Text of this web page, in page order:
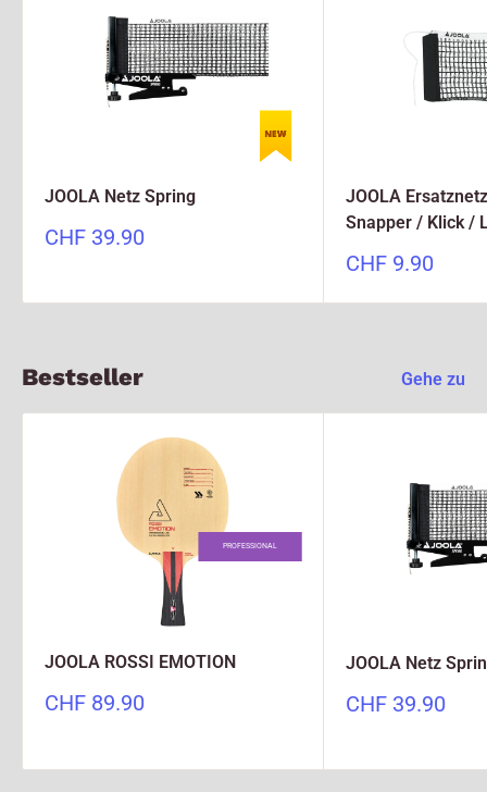
JOOLA Netz Spring
Sonderpreis
CHF 39.90
JOOLA
Snapper / Klick /
Sonderpreis
CHF 9.90
Bestseller Gehe zu
PROFESSIONAL
JOOLA ROSSI EMOTION
Sonderpreis
CHF 89.90
JOOLA Netz
Sonderpreis
CHF 39.90